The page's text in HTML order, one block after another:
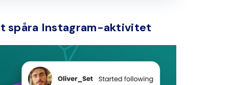
spåra Instagram-aktivitet